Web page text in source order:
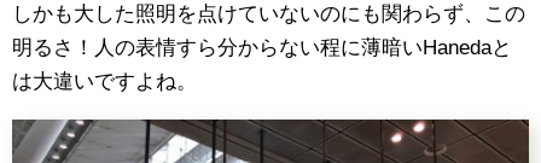
しかも大した照明を点けていないのにも関わらず、この
明るさ！人の表情すら分からない程に薄暗いHanedaと
は大違いですよね。